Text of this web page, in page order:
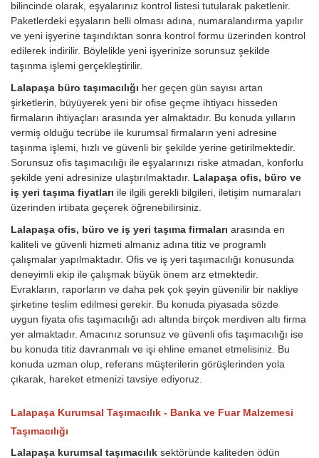
bilincinde olarak, eşyalarınız kontrol listesi tutularak paketlenir.
Paketlerdeki eşyaların belli olması adına, numaralandırma yapılır
ve yeni işyerine taşındıktan sonra kontrol formu üzerinden kontrol
edilerek indirilir. Böylelikle yeni işyerinize sorunsuz şekilde
taşınma işlemi gerçekleştirilir.
Lalapaşa büro taşımacılığı her geçen gün sayısı artan
şirketlerin, büyüyerek yeni bir ofise geçme ihtiyacı hisseden
firmaların ihtiyaçları arasında yer almaktadır. Bu konuda yılların
vermiş olduğu tecrübe ile kurumsal firmaların yeni adresine
taşınma işlemi, hızlı ve güvenli bir şekilde yerine getirilmektedir.
Sorunsuz ofis taşımacılığı ile eşyalarınızı riske atmadan, konforlu
şekilde yeni adresinize ulaştırılmaktadır. Lalapaşa ofis, büro ve
iş yeri taşıma fiyatları ile ilgili gerekli bilgileri, iletişim numaraları
üzerinden irtibata geçerek öğrenebilirsiniz.
Lalapaşa ofis, büro ve iş yeri taşıma firmaları arasında en
kaliteli ve güvenli hizmeti almanız adına titiz ve programlı
çalışmalar yapılmaktadır. Ofis ve iş yeri taşımacılığı konusunda
deneyimli ekip ile çalışmak büyük önem arz etmektedir.
Evrakların, raporların ve daha pek çok şeyin güvenilir bir nakliye
şirketine teslim edilmesi gerekir. Bu konuda piyasada sözde
uygun fiyata ofis taşımacılığı adı altında birçok merdiven altı firma
yer almaktadır. Amacınız sorunsuz ve güvenli ofis taşımacılığı ise
bu konuda titiz davranmalı ve işi ehline emanet etmelisiniz. Bu
konuda uzman olup, referans müşterilerin görüşlerinden yola
çıkarak, hareket etmenizi tavsiye ediyoruz.
Lalapaşa Kurumsal Taşımacılık - Banka ve Fuar Malzemesi
Taşımacılığı
Lalapaşa kurumsal taşımacılık sektöründe kaliteden ödün